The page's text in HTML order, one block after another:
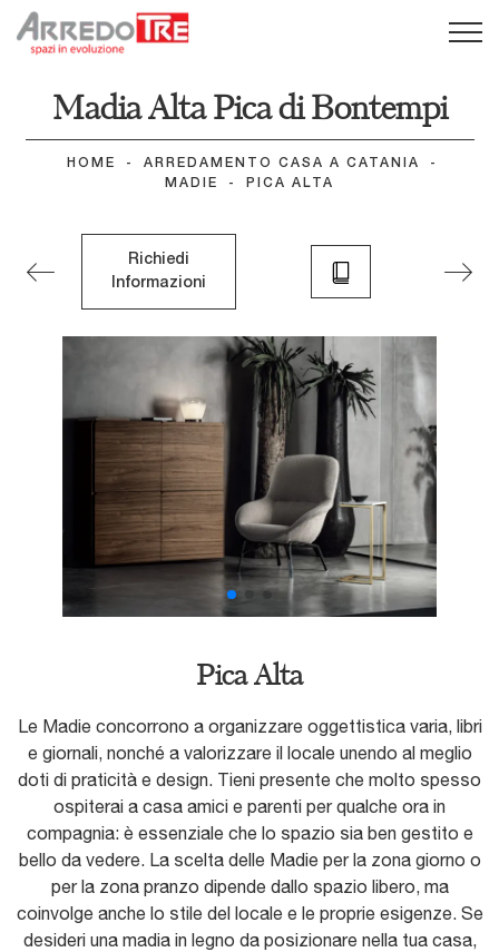
Madia Alta Pica di Bontempi
HOME - ARREDAMENTO CASA A CATANIA
-
MADIE
- PICA ALTA
Richiedi
Informazioni
Pica Alta
Le Madie concorrono a organizzare oggettistica varia, libri
e giornali, nonché a valorizzare il locale unendo al meglio
doti di praticità e design. Tieni presente che molto spesso
ospiterai a casa amici e parenti per qualche ora in
compagnia: è essenziale che lo spazio sia ben gestito e
bello da vedere. La scelta delle Madie per la zona giorno o
per la zona pranzo dipende dallo spazio libero, ma
coinvolge anche lo stile del locale e le proprie esigenze. Se
desideri una madia in legno da posizionare nella tua casa,